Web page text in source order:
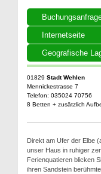
Internetseite
Geografische
01829 Stadt Wehlen
Mennickestrasse 7
Telefon: 035024 70756
8 Betten + zusätzlich
Direkt am Ufer der Elbe
unser Haus in ruhiger
Ferienquatieren blicken
ihren Sandstein